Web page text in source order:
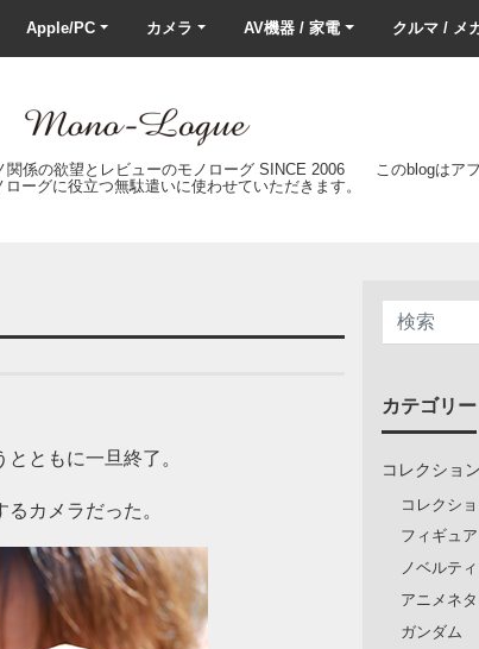
Apple/PC カメラ AV機器 / 家電 クルマ / メ
関係の欲望とレビューのモノローグ SINCE 2006 このblogはア
ローグに役立つ無駄遣いに使わせていただきます。
ともに一旦終了。
カメラだった。
カテゴリー
コレクション
コレクシ
フィギュア
ノベルティ
アニメネタ
ガンダム